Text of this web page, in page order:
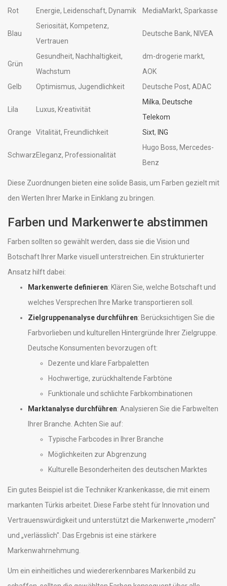
Rot
Energie, Leidenschaft, Dynamik MediaMarkt, Sparkasse
Blau
Seriosität, Kompetenz,
Vertrauen
Deutsche Bank, NIVEA
Grün
Gesundheit, Nachhaltigkeit,
Wachstum
dm-drogerie markt,
AOK
Gelb
Optimismus, Jugendlichkeit Deutsche Post, ADAC
Lila Luxus, Kreativität
Milka, Deutsche
Telekom
Orange
Vitalität, Freundlichkeit Sixt, ING
SchwarzEleganz, Professionalität
Hugo Boss, Mercedes-
Benz
Diese Zuordnungen bieten eine solide Basis, um Farben gezielt mit
den Werten Ihrer Marke in Einklang zu bringen.
Farben und Markenwerte abstimmen
Farben sollten so gewählt werden, dass sie die Vision und
Botschaft Ihrer Marke visuell unterstreichen. Ein strukturierter
Ansatz hilft dabei:
Markenwerte definieren: Klären Sie, welche Botschaft und
welches Versprechen Ihre Marke transportieren soll.
Zielgruppenanalyse durchführen: Berücksichtigen Sie die
Farbvorlieben und kulturellen Hintergründe Ihrer Zielgruppe.
Deutsche Konsumenten bevorzugen oft:
Dezente und klare Farbpaletten
Hochwertige, zurückhaltende Farbtöne
Funktionale und schlichte Farbkombinationen
Marktanalyse durchführen: Analysieren Sie die Farbwelten
Ihrer Branche. Achten Sie auf:
Typische Farbcodes in Ihrer Branche
Möglichkeiten zur Abgrenzung
Kulturelle Besonderheiten des deutschen Marktes
Ein gutes Beispiel ist die Techniker Krankenkasse, die mit einem
markanten Türkis arbeitet. Diese Farbe steht für Innovation und
Vertrauenswürdigkeit und unterstützt die Markenwerte „modern"
und „verlässlich". Das Ergebnis ist eine stärkere
Markenwahrnehmung.
Um ein einheitliches und wiedererkennbares Markenbild zu